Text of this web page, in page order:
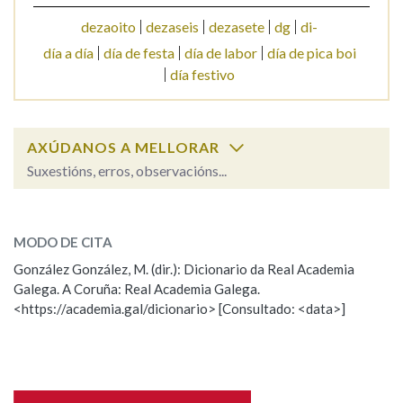
Na fraseoloxía
OUTRAS OPCIÓNS DE BUSCA
Marcas gramaticais
Pertence a
LIMPAR BUSCA
dezaoito dezaseis dezasete dg di-
día a día
día de festa día de labor
día de pica boi
día festivo
AXÚDANOS A MELLORAR
Suxestións, erros, observacións...
ESCOLLE UNHA OPCIÓN:
Observación Hai un erro na palabra
Propoño mellorar a definición
MODO DE CITA
González González, M. (dir.): Dicionario da Real Academia
Galega. A Coruña: Real Academia Galega.
<https://academia.gal/dicionario> [Consultado: <data>]